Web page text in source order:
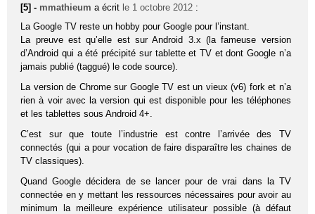
[5] - mmathieum a écrit le 1 octobre 2012 :
La Google TV reste un hobby pour Google pour l’instant.
La preuve est qu’elle est sur Android 3.x (la fameuse version
d’Android qui a été précipité sur tablette et TV et dont Google n’a
jamais publié (taggué) le code source).
La version de Chrome sur Google TV est un vieux (v6) fork et n’a
rien à voir avec la version qui est disponible pour les téléphones
et les tablettes sous Android 4+.
C’est sur que toute l’industrie est contre l’arrivée des TV
connectés (qui a pour vocation de faire disparaître les chaines de
TV classiques).
Quand Google décidera de se lancer pour de vrai dans la TV
connectée en y mettant les ressources nécessaires pour avoir au
minimum la meilleure expérience utilisateur possible (à défaut